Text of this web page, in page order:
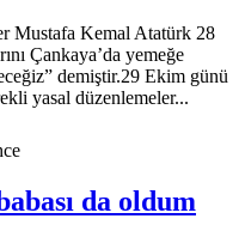
Mustafa Kemal Atatürk 28
Çankaya’da yemeğe
demiştir.29 Ekim günü
yasal düzenlemeler...
da oldum